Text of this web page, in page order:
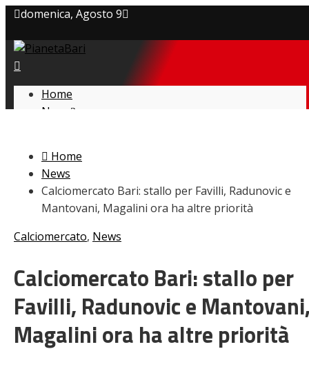
domenica, Agosto 9
Privacy policy
Cookie Policy
Home
News
L’avversario
Giovanili
Le pagelle
Interviste
Focus
Serie B
Video
Home
News
Calciomercato Bari: stallo per Favilli, Radunovic e
Mantovani, Magalini ora ha altre priorità
Calciomercato, News
Calciomercato Bari: stallo per
Favilli, Radunovic e
Magalini ora ha altre priorità